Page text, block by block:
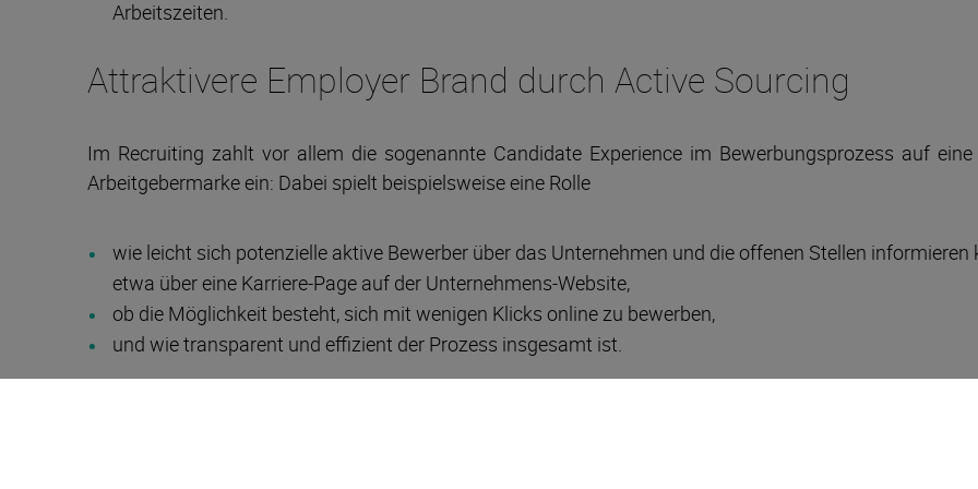
Arbeitszeiten.
Attraktivere Employer Brand durch Active Sourcing
Im Recruiting zahlt vor allem die sogenannte Candidate Experience im Bewerbungsprozess auf
Arbeitgebermarke ein: Dabei spielt beispielsweise eine Rolle
wie leicht sich potenzielle aktive Bewerber über das Unternehmen und die offenen Stellen informieren
etwa über eine Karriere-Page auf der Unternehmens-Website,
ob die Möglichkeit besteht, sich mit wenigen Klicks online zu bewerben,
und wie transparent und effizient der Prozess insgesamt ist.